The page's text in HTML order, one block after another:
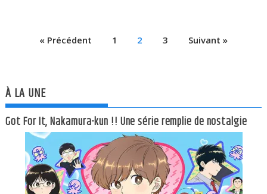
« Précédent 1 2 3 Suivant »
À LA UNE
Got For It, Nakamura-kun !! Une série remplie de nostalgie